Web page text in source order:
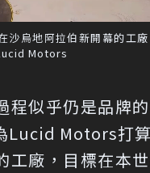
烏地阿拉伯新開幕的工
Motors
程似乎仍是品牌
Lucid Motors打
工廠，目標在本